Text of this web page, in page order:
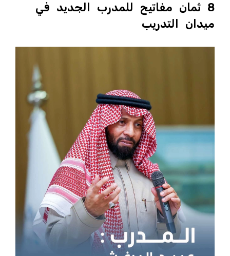
8 ثمان مفاتيح للمدرب الجديد في
ميدان التدريب